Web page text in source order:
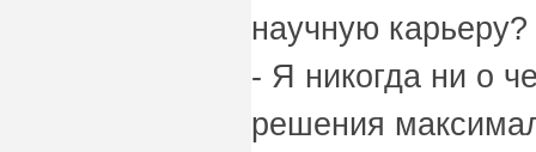
научную карьеру?
- Я никогда ни о
решения